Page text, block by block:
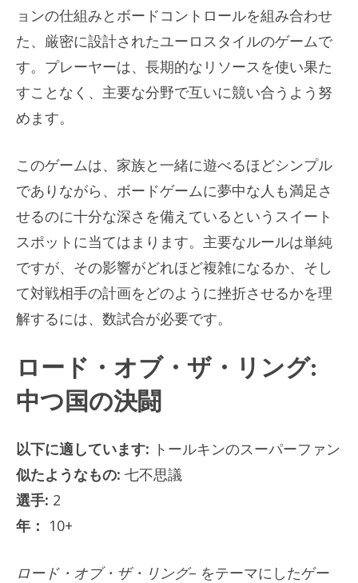
ョンの仕組みとボードコントロールを組み合わせ
た、厳密に設計されたユーロスタイルのゲームで
す。プレーヤーは、長期的なリソースを使い果た
すことなく、主要な分野で互いに競い合うよう努
めます。
このゲームは、家族と一緒に遊べるほどシンプル
でありながら、ボードゲームに夢中な人も満足さ
せるのに十分な深さを備えているというスイート
スポットに当てはまります。主要なルールは単純
ですが、その影響がどれほど複雑になるか、そし
て対戦相手の計画をどのように挫折させるかを理
解するには、数試合が必要です。
ロード・オブ・ザ・リング:
中つ国の決闘
以下に適しています: トールキンのスーパーファン
似たようなもの: 七不思議
選手: 2
年： 10+
ロード・オブ・ザ・リング– をテーマにしたゲー